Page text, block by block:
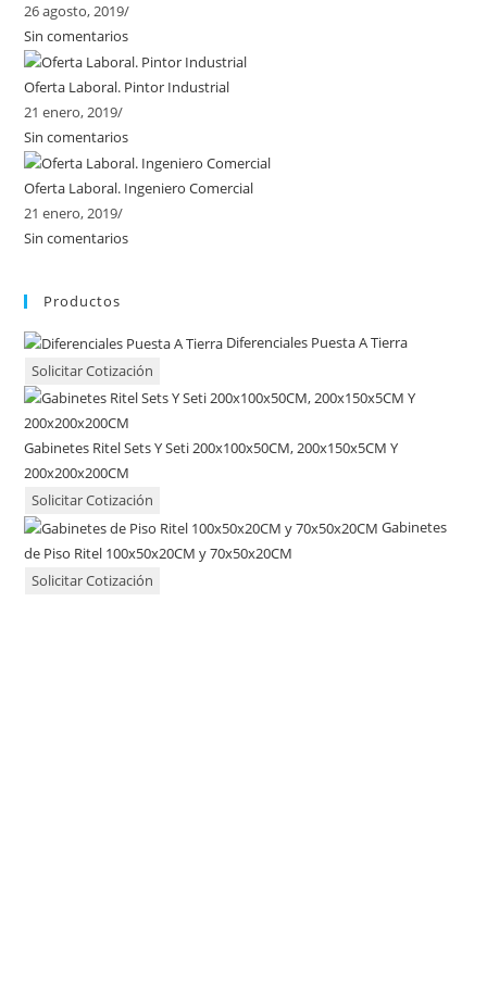
26 agosto, 2019/
Sin comentarios
Oferta Laboral. Pintor Industrial
21 enero, 2019/
Sin comentarios
Oferta Laboral. Ingeniero Comercial
21 enero, 2019/
Sin comentarios
Productos
Diferenciales Puesta A Tierra
Solicitar Cotización
Gabinetes Ritel Sets Y Seti 200x100x50CM, 200x150x5CM Y
200x200x200CM
Solicitar Cotización
Gabinetes
de Piso Ritel 100x50x20CM y 70x50x20CM
Solicitar Cotización